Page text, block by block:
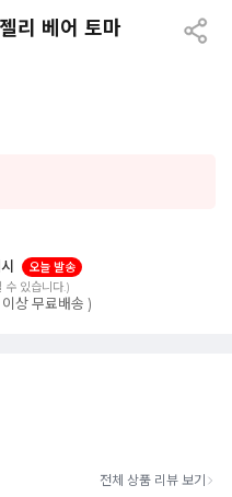
리 베어 토마
오늘 발송
수 있습니다.)
상 무료배송 )